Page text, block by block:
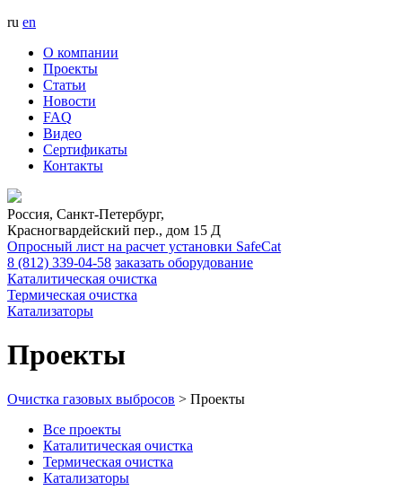
ru en
О компании
Проекты
Статьи
Новости
FAQ
Видео
Сертификаты
Контакты
Россия, Санкт-Петербург,
Красногвардейский пер., дом 15 Д
Опросный лист на расчет установки SafeCat
8 (812) 339-04-58 заказать оборудование
Каталитическая очистка
Термическая очистка
Катализаторы
Проекты
Очистка газовых выбросов > Проекты
Все проекты
Каталитическая очистка
Термическая очистка
Катализаторы